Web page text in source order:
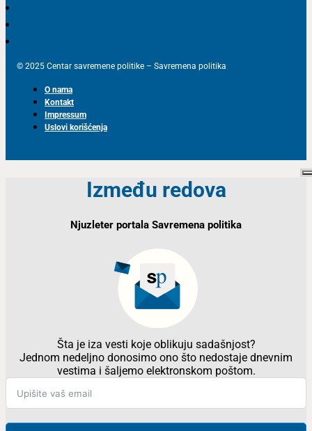
© 2025 Centar savremene politike – Savremena politika
O nama
Kontakt
Impressum
Uslovi korišćenja
Između redova
Njuzleter portala Savremena politika
Šta je iza vesti koje oblikuju sadašnjost?
Jednom nedeljno donosimo ono što nedostaje dnevnim
vestima i šaljemo elektronskom poštom.